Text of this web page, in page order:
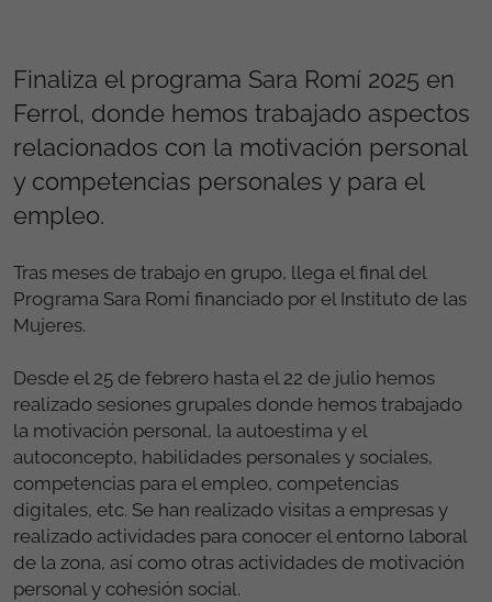
Finaliza el programa Sara Romí 2025 en
Ferrol, donde hemos trabajado aspectos
relacionados con la motivación personal
y competencias personales y para el
empleo.
Tras meses de trabajo en grupo, llega el final del
Programa Sara Romí financiado por el Instituto de las
Mujeres.
Desde el 25 de febrero hasta el 22 de julio hemos
realizado sesiones grupales donde hemos trabajado
la motivación personal, la autoestima y el
autoconcepto, habilidades personales y sociales,
competencias para el empleo, competencias
digitales, etc. Se han realizado visitas a empresas y
realizado actividades para conocer el entorno laboral
de la zona, así como otras actividades de motivación
personal y cohesión social.